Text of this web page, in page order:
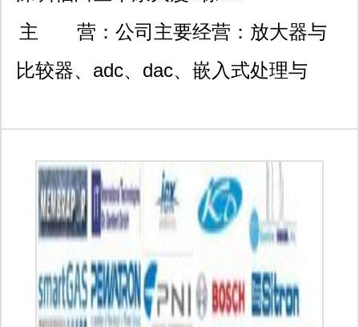
3室
主 营： 公司主要经营：放大器与
比较器、adc、dac、嵌入式处理与
牌有:st、xilinx、altera、ns、ad、
ti（bb）、fsc、ir、on、freescale、
nxp、maxim。 产品主要应用到仪表仪
器、汽车电子、机械电子、医疗器械、